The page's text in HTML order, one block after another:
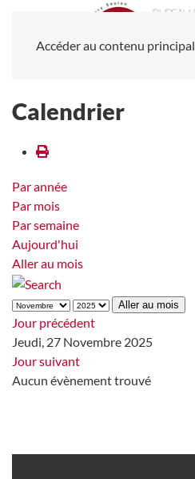
Accéder au contenu principal
Calendrier
Par année
Par mois
Par semaine
Aujourd'hui
Aller au mois
Aller au mois
Jour précédent
Jeudi, 27 Novembre 2025
Jour suivant
Aucun évènement trouvé